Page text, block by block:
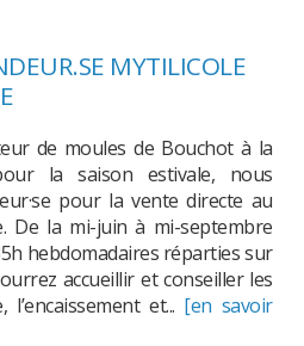
MYTILICOLE
de moules de Bouchot à la
la saison estivale, nous
pour la vente directe au
De la mi-juin à mi-septembre
hebdomadaires réparties sur
accueillir et conseiller les
et... [en savoir